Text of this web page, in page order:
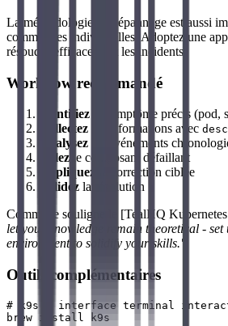
La méthodologie de dépannage est aussi
commandes individuelles. Adoptez une
résoudre efficacement les incidents.
Workflow recommandé
Identifiez le symptôme précis
Collectez les informations avec
Analysez les événements
Isolez le composant défaillant
Appliquez
la correction ciblée
Validez la résolution
Comme le souligne le [TealHQ
let your knowledge remain theoretical - set
environment to solidify your skills."
Outils complémentaires
# k9s : interface terminal
brew install k9s